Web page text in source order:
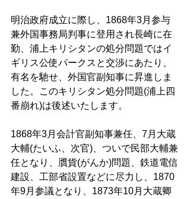
明治政府成立に際し、1868年3月参与
兼外国事務局判事に登用され長崎に在
勤、浦上キリシタンの処分問題ではイ
ギリス公使パークスと交渉にあたり、
有名を馳せ、外国官副知事に昇進しま
した。このキリシタン処分問題(浦上四
番崩れ)は後述いたします。
1868年3月会計官副知事兼任、7月大蔵
大輔(たいふ、次官)、ついで民部大輔兼
任となり、贋貨(がんか)問題、鉄道電信
建設、工部省設置などに尽力し、1870
年9月参議となり、1873年10月大蔵卿